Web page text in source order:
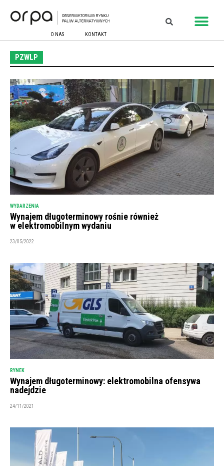
O NAS KONTAKT
PZWLP
WYDARZENIA
Wynajem długoterminowy rośnie również
w elektromobilnym wydaniu
23/05/2022
RYNEK
Wynajem długoterminowy: elektromobilna ofensywa
nadejdzie
24/11/2021